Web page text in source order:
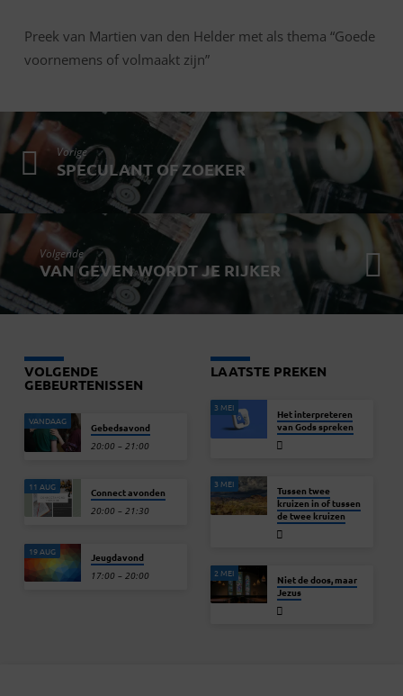
Preek van Martien van den Helder met als thema “Goede
voornemens of volmaakt zijn”
Vorige
SPECULANT OF ZOEKER
Volgende
VAN GEVEN WORDT JE RIJKER
VOLGENDE
GEBEURTENISSEN
VANDAAG Gebedsavond
20:00 – 21:00
11 AUG Connect avonden
20:00 – 21:30
19 AUG Jeugdavond
17:00 – 20:00
LAATSTE PREKEN
3 MEI
Het interpreteren
van Gods spreken
3 MEI
Tussen twee
kruizen in of tussen
de twee kruizen
2 MEI
Niet de doos, maar
Jezus